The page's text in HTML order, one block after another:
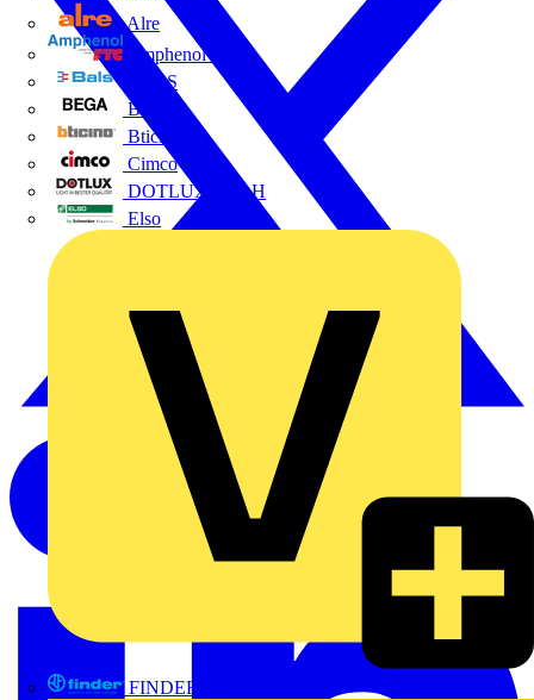
Alre
Amphenol FTG
BALS
Bega
Bticino
Cimco
DOTLUX GmbH
Elso
FINDER